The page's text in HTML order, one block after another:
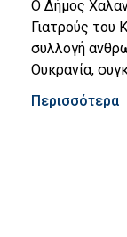
Ο Δήμος
Γιατρούς του
συλλογή
Ουκρανία,
Περισσότερα